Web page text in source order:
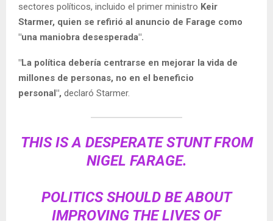
sectores políticos, incluido el primer ministro Keir
Starmer, quien se refirió al anuncio de Farage como
"una maniobra desesperada".
"La política debería centrarse en mejorar la vida de
millones de personas, no en el beneficio
personal", declaró Starmer.
THIS IS A DESPERATE STUNT FROM
NIGEL FARAGE.
POLITICS SHOULD BE ABOUT
IMPROVING THE LIVES OF